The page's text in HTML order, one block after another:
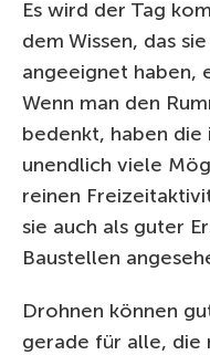
Es wird der Tag
dem Wissen, das
angeeignet haben,
Wenn man den
bedenkt, haben die
unendlich viele
reinen
sie auch als guter
Baustellen
Drohnen können
gerade für alle, die